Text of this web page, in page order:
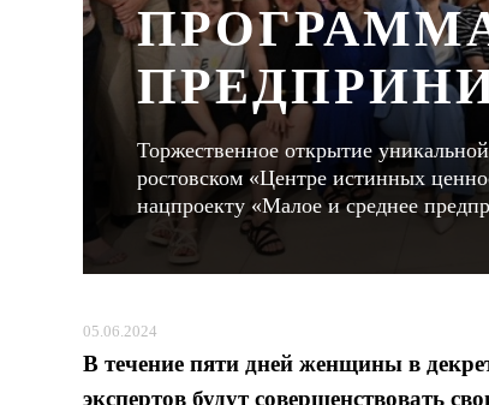
Торжественное открытие
ростовском «Центре истинных
нацпроекту «Малое и среднее
05.06.2024
В течение пяти дней женщины в
экспертов будут совершенствовать